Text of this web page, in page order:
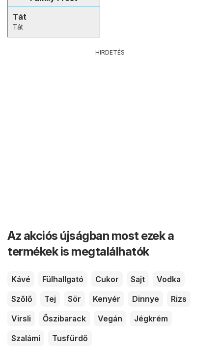
Tát
Tát
HIRDETÉS
Az akciós újságban most ezek a
termékek is megtalálhatók
Kávé Fülhallgató Cukor Sajt
Vodka
Szőlő
Tej Sör Kenyér Dinnye
Rizs
Virsli
Őszibarack Vegán
Jégkrém
Szalámi
Tusfürdő